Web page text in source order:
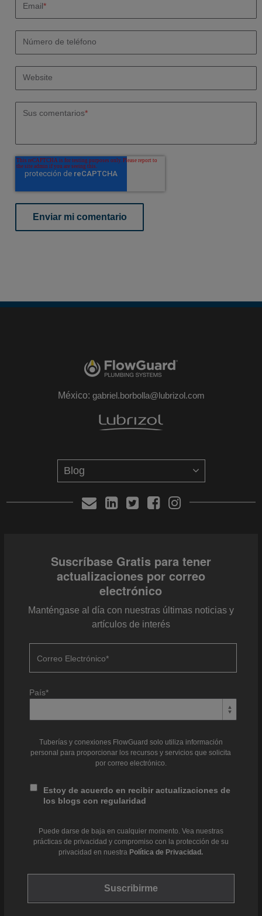
Email*
Número de teléfono
Website
Sus comentarios*
México: gabriel.borbolla@lubrizol.com
Suscríbase Gratis para tener
actualizaciones por correo
electrónico
Manténgase al día con nuestras últimas noticias y
artículos de interés
Correo Electrónico*
País*
Tuberías y conexiones FlowGuard solo utiliza información
personal para proporcionar los recursos y servicios que solicita
por correo electrónico.
Estoy de acuerdo en recibir actualizaciones de
los blogs con regularidad
Puede darse de baja en cualquier momento. Vea nuestras
prácticas de privacidad y compromiso con la protección de su
privacidad en nuestra Política de Privacidad.